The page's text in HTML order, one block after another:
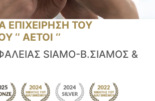
ΕΠΙΧΕΙΡΗΣΗ ΤΟΥ
‘’ ΑΕΤΟΙ ‘’
SIAMO-Β.ΣΙΑΜΟΣ &